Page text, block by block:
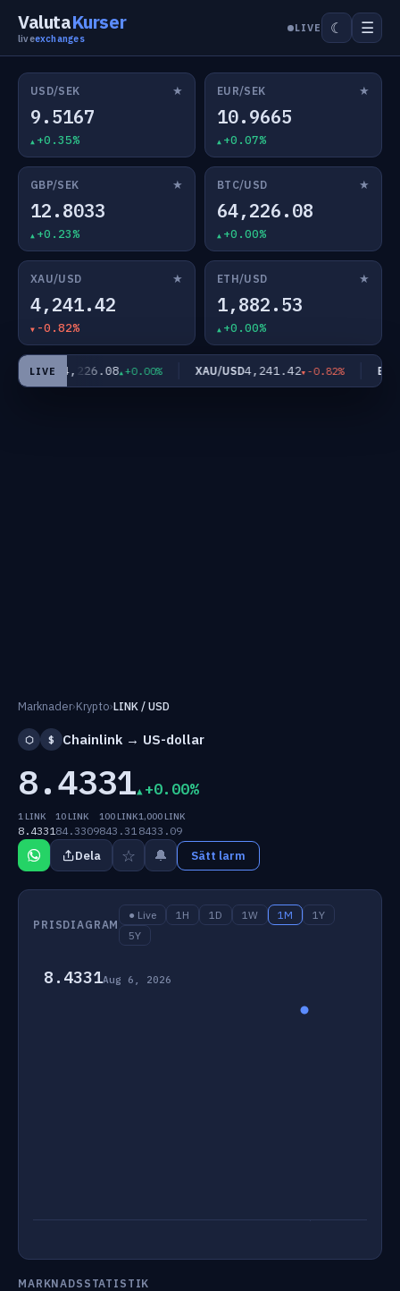
ValutaKurser
liveexchanges
LIVE ☾ ☰
USD/SEK ★
9.5167
+0.35%
EUR/SEK ★
10.9665
+0.07%
GBP/SEK ★
12.8033
+0.23%
BTC/USD ★
64,226.08
+0.00%
XAU/USD ★
4,241.42
-0.82%
ETH/USD ★
1,882.53
+0.00%
LIVE
USD64,226.08 +0.00% XAU/USD4,241.42 -0.82% ETH/
Marknader›Krypto›LINK / USD
⬡ $ Chainlink → US-dollar
8.4331 +0.00%
1 LINK
8.4331
10 LINK
84.3309
100 LINK
843.31
1,000 LINK
8433.09
Dela ☆ 🔔 Sätt larm
PRISDIAGRAM
● Live 1H 1D 1W 1M
1Y
5Y
8.4331Aug 6, 2026
MARKNADSSTATISTIK